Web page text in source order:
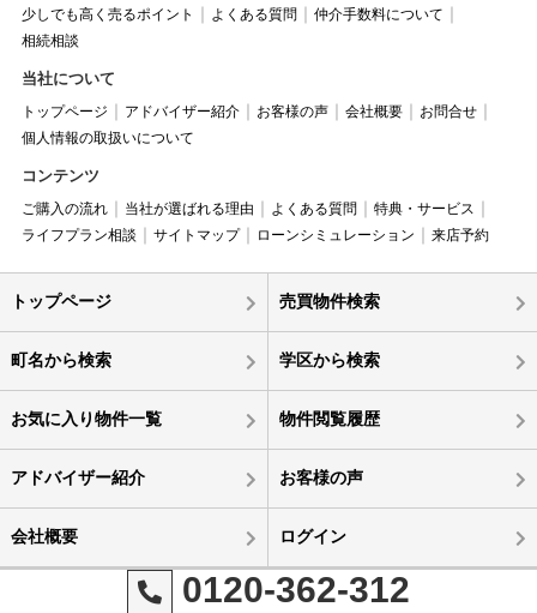
少しでも高く売るポイント
よくある質問
仲介手数料について
相続相談
当社について
トップページ アドバイザー紹介 お客様の声 会社概要
お問合せ
個人情報の取扱いについて
コンテンツ
ご購入の流れ 当社が選ばれる理由 よくある質問
特典・サービス
ライフプラン相談
サイトマップ ローンシミュレーション 来店予約
トップページ 売買物件検索
町名から検索 学区から検索
お気に入り物件一覧 物件閲覧履歴
アドバイザー紹介 お客様の声
会社概要 ログイン
0120-362-312